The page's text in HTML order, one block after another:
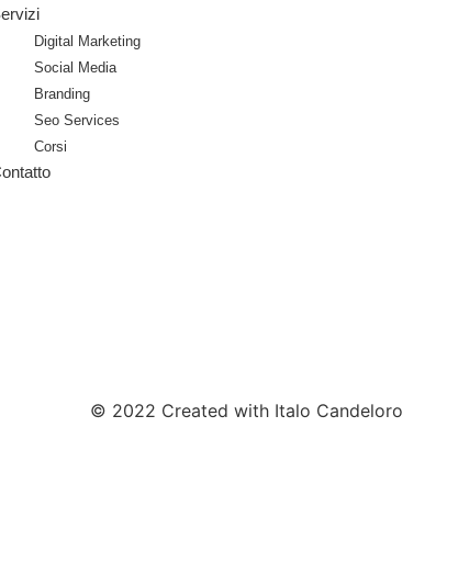
Digital Marketing
Social Media
Branding
Seo Services
Corsi
© 2022 Created with Italo Candeloro